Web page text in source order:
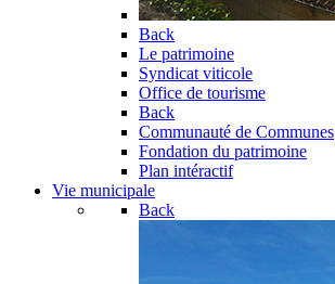
Back
Le patrimoine
Syndicat viticole
Office de tourisme
Back
Communauté de Communes
Fondation du patrimoine
Plan intéractif
Vie municipale
Back